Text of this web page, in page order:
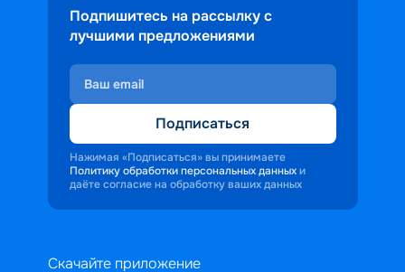
Подпишитесь на рассылку с
лучшими предложениями
Подписаться
Нажимая «Подписаться» вы принимаете
Политику обработки персональных данных и
даёте согласие на обработку ваших данных
Скачайте приложение